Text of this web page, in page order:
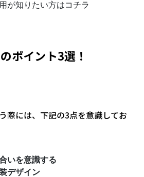
が知りたい方はコチラ
ポイント3選！
際には、下記の3点を意識してお
いを意識する
デザイン